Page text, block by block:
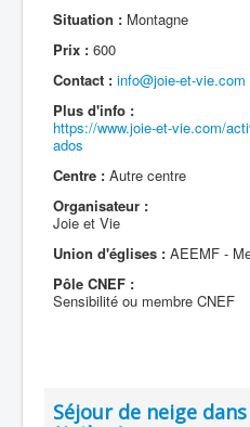
Situation : Montagne
Prix : 600
Contact : info@joie-et-vie.com
Plus d'info :
https://www.joie-et-vie.com/
ados
Centre : Autre centre
Organisateur :
Joie et Vie
Union d'églises : AEEMF -
Pôle CNEF :
Sensibilité ou membre CNEF
Séjour de neige